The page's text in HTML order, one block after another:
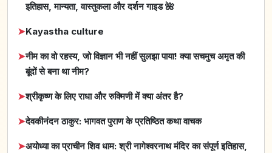
इतिहास, मान्यता, वास्तुकला और दर्शन गाइड 🌺
➤Kayastha culture
➤नीम का वो रहस्य, जो विज्ञान भी नहीं सुलझा पाया! क्या सचमुच अमृत की
बूंदों से बना था नीम?
➤श्रीकृष्ण के लिए राधा और रुक्मिणी में क्या अंतर है?
➤देवकीनंदन ठाकुर: भागवत पुराण के प्रतिष्ठित कथा वाचक
➤अयोध्या का प्राचीन शिव धाम: श्री नागेश्वरनाथ मंदिर का संपूर्ण इतिहास,